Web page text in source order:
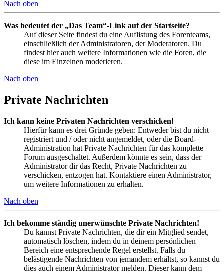
Nach oben
Was bedeutet der „Das Team“-Link auf der Startseite?
Auf dieser Seite findest du eine Auflistung des Forenteams,
einschließlich der Administratoren, der Moderatoren. Du
findest hier auch weitere Informationen wie die Foren, die
diese im Einzelnen moderieren.
Nach oben
Private Nachrichten
Ich kann keine Privaten Nachrichten verschicken!
Hierfür kann es drei Gründe geben: Entweder bist du nicht
registriert und / oder nicht angemeldet, oder die Board-
Administration hat Private Nachrichten für das komplette
Forum ausgeschaltet. Außerdem könnte es sein, dass der
Administrator dir das Recht, Private Nachrichten zu
verschicken, entzogen hat. Kontaktiere einen Administrator,
um weitere Informationen zu erhalten.
Nach oben
Ich bekomme ständig unerwünschte Private Nachrichten!
Du kannst Private Nachrichten, die dir ein Mitglied sendet,
automatisch löschen, indem du in deinem persönlichen
Bereich eine entsprechende Regel erstellst. Falls du
belästigende Nachrichten von jemandem erhältst, so kannst du
dies auch einem Administrator melden. Dieser kann dem